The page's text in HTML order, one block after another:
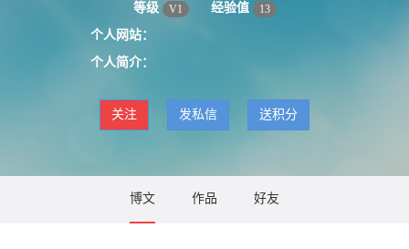
等级 V1 经验值 13
个人网站：
个人简介：
关注 发私信 送积分
博文 作品 好友